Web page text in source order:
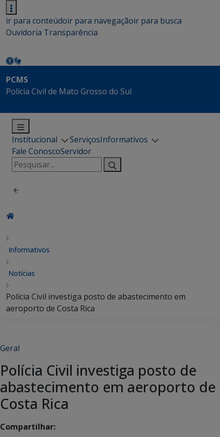
ir para conteúdoir para navegaçãoir para busca
Ouvidoria Transparência
PCMS
Polícia Civil de Mato Grosso do Sul
Institucional ServiçosInformativos
Fale ConoscoServidor
Pesquisar
por:
Informativos
Notícias
Polícia Civil investiga posto de abastecimento em
aeroporto de Costa Rica
Geral
Polícia Civil investiga posto de
abastecimento em aeroporto de
Costa Rica
Compartilhar: